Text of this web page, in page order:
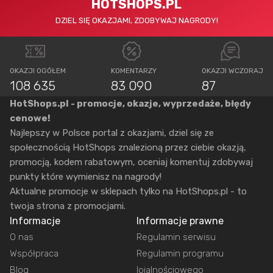
HOTSHOPS.PL
DZIEL SIĘ OKAZJAMI, ZDOBYWAJ NAGRODY!
OKAZJI OGÓŁEM
108 635
KOMENTARZY
83 090
OKAZJI WCZORAJ
87
HotShops.pl - promocje, okazje, wyprzedaże, błędy
cenowe!
Najlepszy w Polsce portal z okazjami, dziel się ze
społecznością HotShops znalezioną przez ciebie okazją,
promocją, kodem rabatowym, oceniaj komentuj zdobywaj
punkty które wymienisz na nagrody!
Aktualne promocje w sklepach tylko na HotShops.pl - to
twoja strona z promocjami.
Informacje
O nas
Współpraca
Blog
Informacje prawne
Regulamin serwisu
Regulamin programu
lojalnościowego